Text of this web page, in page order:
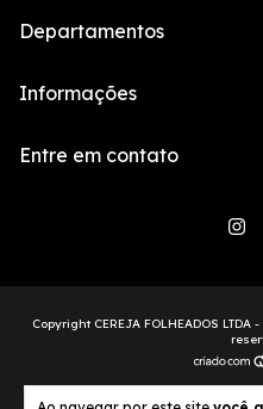
Departamentos
Informações
Entre em contato
Copyright CEREJA FOLHEADOS LTDA